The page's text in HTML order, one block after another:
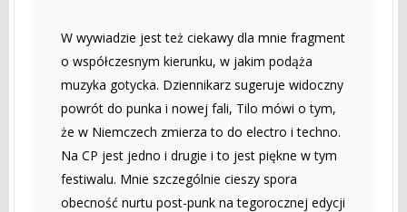
W wywiadzie jest też ciekawy dla mnie fragment
o współczesnym kierunku, w jakim podąża
muzyka gotycka. Dziennikarz sugeruje widoczny
powrót do punka i nowej fali, Tilo mówi o tym,
że w Niemczech zmierza to do electro i techno.
Na CP jest jedno i drugie i to jest piękne w tym
festiwalu. Mnie szczególnie cieszy spora
obecność nurtu post-punk na tegorocznej edycji